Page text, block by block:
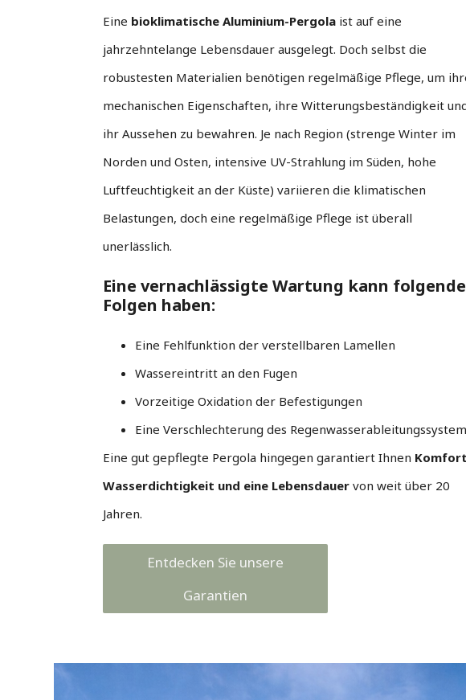
Eine bioklimatische Aluminium-Pergolaist auf eine
jahrzehntelange Lebensdauer ausgelegt. Doch selbst die
robustesten Materialien benötigen regelmäßige Pflege, um
mechanischen Eigenschaften, ihre Witterungsbeständigkeit
ihr Aussehen zu bewahren. Je nach Region (strenge Winter im
Norden und Osten, intensive UV-Strahlung im Süden, hohe
Luftfeuchtigkeit an der Küste) variieren die klimatischen
Belastungen, doch eine regelmäßige Pflege ist überall
unerlässlich.
Eine vernachlässigte Wartung kann folgende
Folgen haben:
Eine Fehlfunktion der verstellbaren Lamellen
Wassereintritt an den Fugen
Vorzeitige Oxidation der Befestigungen
Eine Verschlechterung des
Eine gut gepflegte Pergola hingegen garantiert Ihnen
Wasserdichtigkeit und eine Lebensdauervon weit über 20
Jahren.
Entdecken Sie unsere
Garantien